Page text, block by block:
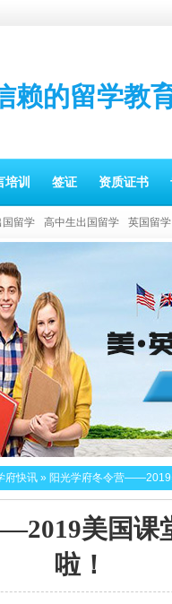
赖的留学教
培训 签证 资质证书
国留学 高中生出国留学 英国留学
府快讯 » 阳光学府冬令营——2019
美国课
啦！